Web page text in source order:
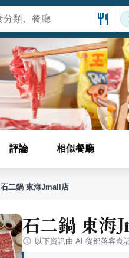
評論 相似餐廳
石二鍋 東海Jmall店
石二鍋 東海
以下資訊由 AI 從部落客食